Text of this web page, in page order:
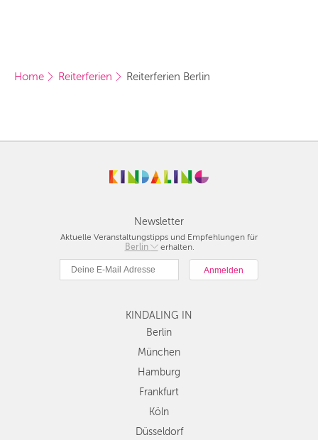
Home Reiterferien Reiterferien Berlin
Newsletter
Aktuelle Veranstaltungstipps und Empfehlungen für
Berlin
Berlin
Hamburg
Köln
Nürnberg
erhalten.
KINDALING IN
Berlin
München
Hamburg
Frankfurt
Köln
Düsseldorf